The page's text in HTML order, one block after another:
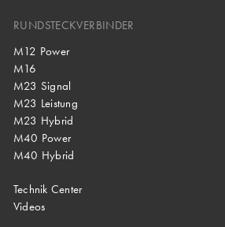
RUNDSTECKVERBINDER
M12 Power
M16
M23 Signal
M23 Leistung
M23 Hybrid
M40 Power
M40 Hybrid
Technik Center
Videos